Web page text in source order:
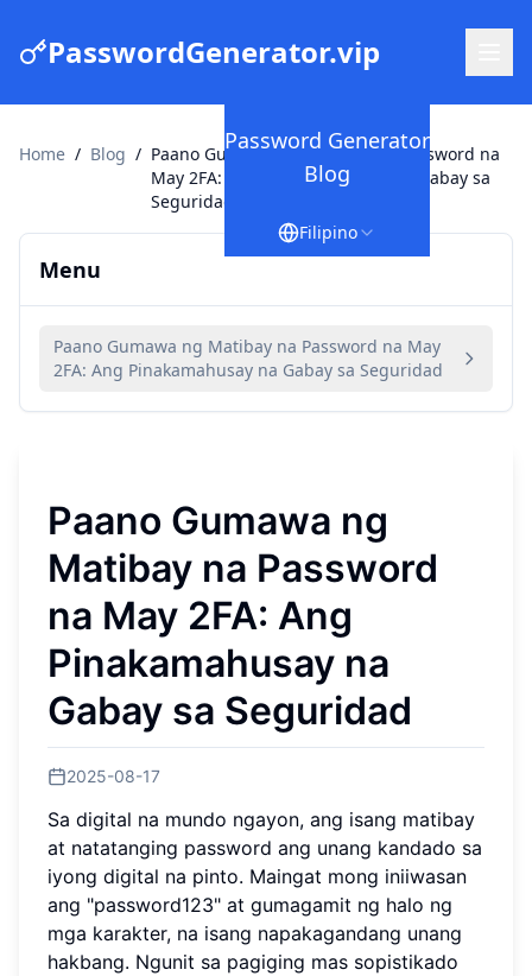
PasswordGenerator.vip
Password Generator
Blog
Filipino
Home / Blog / Paano Gumawa ng Matibay na Password na
May 2FA: Ang Pinakamahusay na Gabay sa
Seguridad
Menu
Paano Gumawa ng Matibay na Password na May
2FA: Ang Pinakamahusay na Gabay sa Seguridad
Paano Gumawa ng
Matibay na Password
na May 2FA: Ang
Pinakamahusay na
Gabay sa Seguridad
2025-08-17
Sa digital na mundo ngayon, ang isang matibay
at natatanging password ang unang kandado sa
iyong digital na pinto. Maingat mong iniiwasan
ang "password123" at gumagamit ng halo ng
mga karakter, na isang napakagandang unang
hakbang. Ngunit sa pagiging mas sopistikado